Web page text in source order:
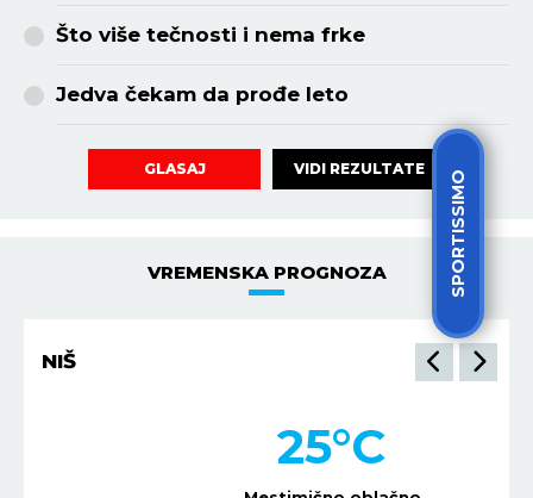
SPORTISSIMO
Što više tečnosti i nema frke
Jedva čekam da prođe leto
GLASAJ VIDI REZULTATE
VREMENSKA PROGNOZA
NIŠ
25°C